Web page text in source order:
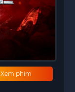
Xem phim